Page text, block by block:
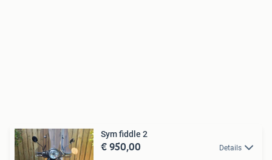
Sym fiddle 2
€ 950,00 Details